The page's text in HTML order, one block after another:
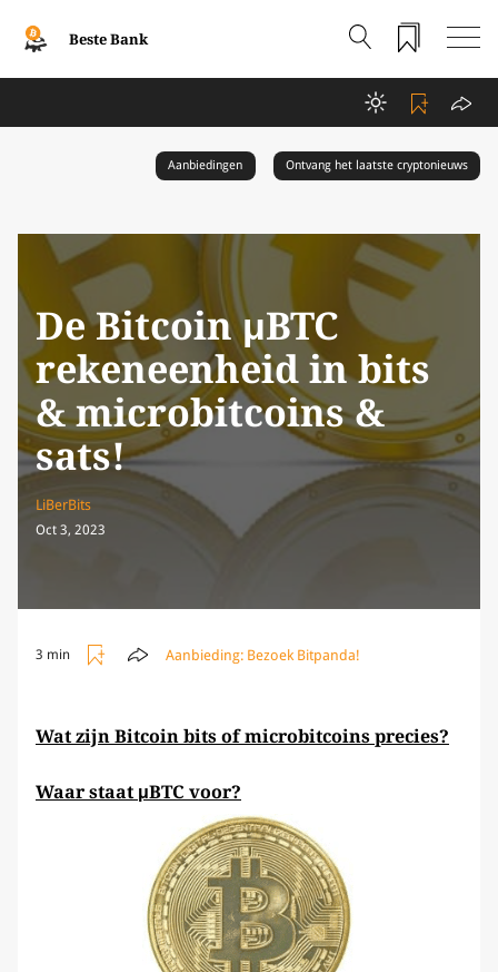
Beste Bank
Aanbiedingen Ontvang het laatste cryptonieuws
De Bitcoin μBTC
rekeneenheid in bits
& microbitcoins &
sats!
LiBerBits
Oct 3, 2023
3 min Aanbieding: Bezoek Bitpanda!
Wat zijn Bitcoin bits of microbitcoins precies?
Waar staat μBTC voor?